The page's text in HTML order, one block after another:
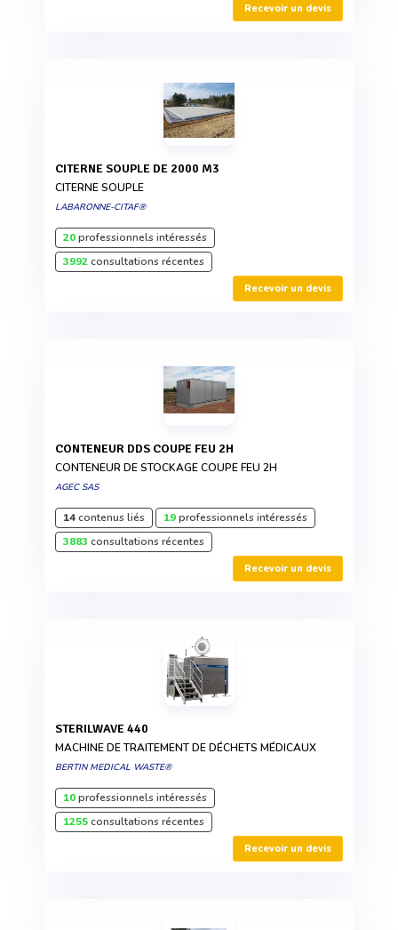
Recevoir un devis
CITERNE SOUPLE DE 2000 M3
CITERNE SOUPLE
LABARONNE-CITAF®
20professionnels intéressés
3992consultations récentes
Recevoir un devis
CONTENEUR DDS COUPE FEU 2H
CONTENEUR DE STOCKAGE COUPE FEU 2H
AGEC SAS
14contenus liés 19professionnels intéressés
3883 consultations récentes
Recevoir un devis
STERILWAVE 440
MACHINE DE TRAITEMENT DE DÉCHETS MÉDICAUX
BERTIN MEDICAL WASTE®
10professionnels intéressés
1255consultations récentes
Recevoir un devis